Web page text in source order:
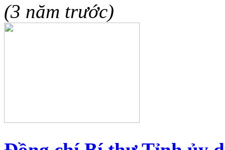
(3 năm trước)